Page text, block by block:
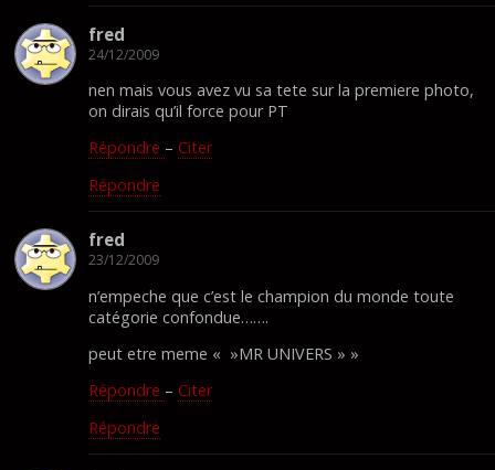
fred
24/12/2009
nen mais vous avez vu sa tete sur la premiere photo,
on dirais qu’il force pour PT
Répondre – Citer
Répondre
fred
23/12/2009
n’empeche que c’est le champion du monde toute
catégorie confondue…….
peut etre meme « »MR UNIVERS » »
Répondre – Citer
Répondre